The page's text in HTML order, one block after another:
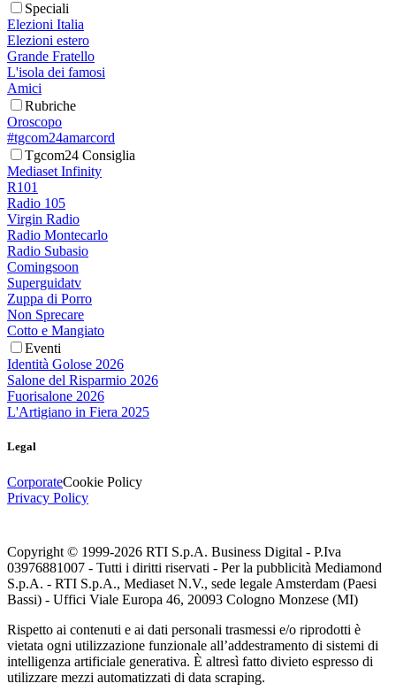
Speciali
Elezioni Italia
Elezioni estero
Grande Fratello
L'isola dei famosi
Amici
Rubriche
Oroscopo
#tgcom24amarcord
Tgcom24 Consiglia
Mediaset Infinity
R101
Radio 105
Virgin Radio
Radio Montecarlo
Radio Subasio
Comingsoon
Superguidatv
Zuppa di Porro
Non Sprecare
Cotto e Mangiato
Eventi
Identità Golose 2026
Salone del Risparmio 2026
Fuorisalone 2026
L'Artigiano in Fiera 2025
Legal
CorporateCookie Policy
Privacy Policy
Copyright © 1999-2026 RTI S.p.A. Business Digital - P.Iva
03976881007 - Tutti i diritti riservati - Per la pubblicità Mediamond
S.p.A. - RTI S.p.A., Mediaset N.V., sede legale Amsterdam (Paesi
Bassi) - Uffici Viale Europa 46, 20093 Cologno Monzese (MI)
Rispetto ai contenuti e ai dati personali trasmessi e/o riprodotti è
vietata ogni utilizzazione funzionale all’addestramento di sistemi di
intelligenza artificiale generativa. È altresì fatto divieto espresso di
utilizzare mezzi automatizzati di data scraping.